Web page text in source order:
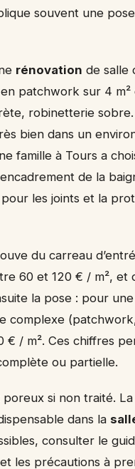
souvent une
rénovation de salle
patchwork sur 4 m²
robinetterie
bien dans un
famille à Tours a
de la
les joints et la
du carreau
60 et 120 € / m², et
la pose : pour
complexe
€ / m². Ces chiffres
ou partielle.
si non traité.
dans la
consulter le
les précautions à